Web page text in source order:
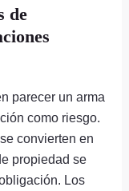
de
parecer un arma
como riesgo.
convierten en
propiedad se
Los